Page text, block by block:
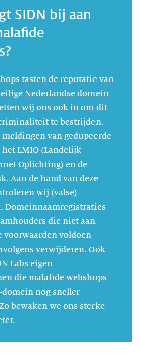
SIDN bij aan
tasten de reputatie van
Nederlandse domein
wij ons ook in om dit
te bestrijden.
meldingen van gedupeerde
LMIO (Landelijk
Oplichting) en de
Aan de hand van deze
wij (valse)
Domeinnaamregistraties
die niet aan
voorwaarden voldoen
verwijderen. Ook
Labs eigen
die malafide webshops
nog sneller
bewaken we ons sterke